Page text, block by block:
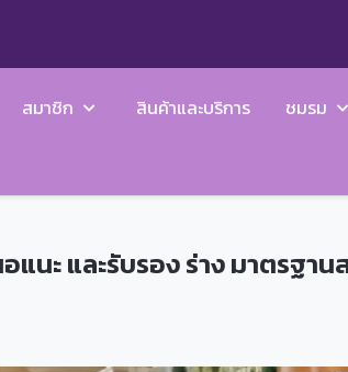
สมาชิก สินค้าและบริการ ชมรม
นะ และรับรอง ร่าง มาตรฐา